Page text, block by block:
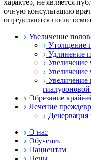
характер, не является
очную консультацию
определяются после
Увеличение
Утолщение
Удлинение
Увеличение
Увеличение
Увеличение
Обрезание
Лечение
Денервация
О нас
Обучение
Пациентам